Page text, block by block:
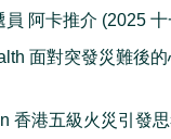
員 阿卡推介 (2025
面對突發災難後
香港五級火災引發